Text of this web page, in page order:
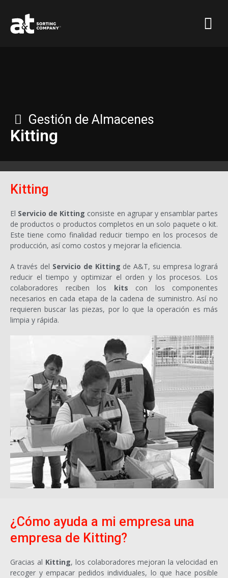
contenido
Menú
Gestión de Almacenes
Kitting
Kitting
El Servicio de Kitting consiste en agrupar y ensamblar partes
de productos o productos completos en un solo paquete o kit.
Este tiene como finalidad reducir tiempo en los procesos de
producción, así como costos y mejorar la eficiencia.
A través del Servicio de Kitting de A&T, su empresa logrará
reducir el tiempo y optimizar el orden y los procesos. Los
colaboradores reciben los kits con los componentes
necesarios en cada etapa de la cadena de suministro. Así no
requieren buscar las piezas, por lo que la operación es más
limpia y rápida.
¿Cómo ayuda a mi empresa una
empresa de Kitting?
Gracias al Kitting, los colaboradores mejoran la velocidad en
recoger y empacar pedidos individuales, lo que hace posible